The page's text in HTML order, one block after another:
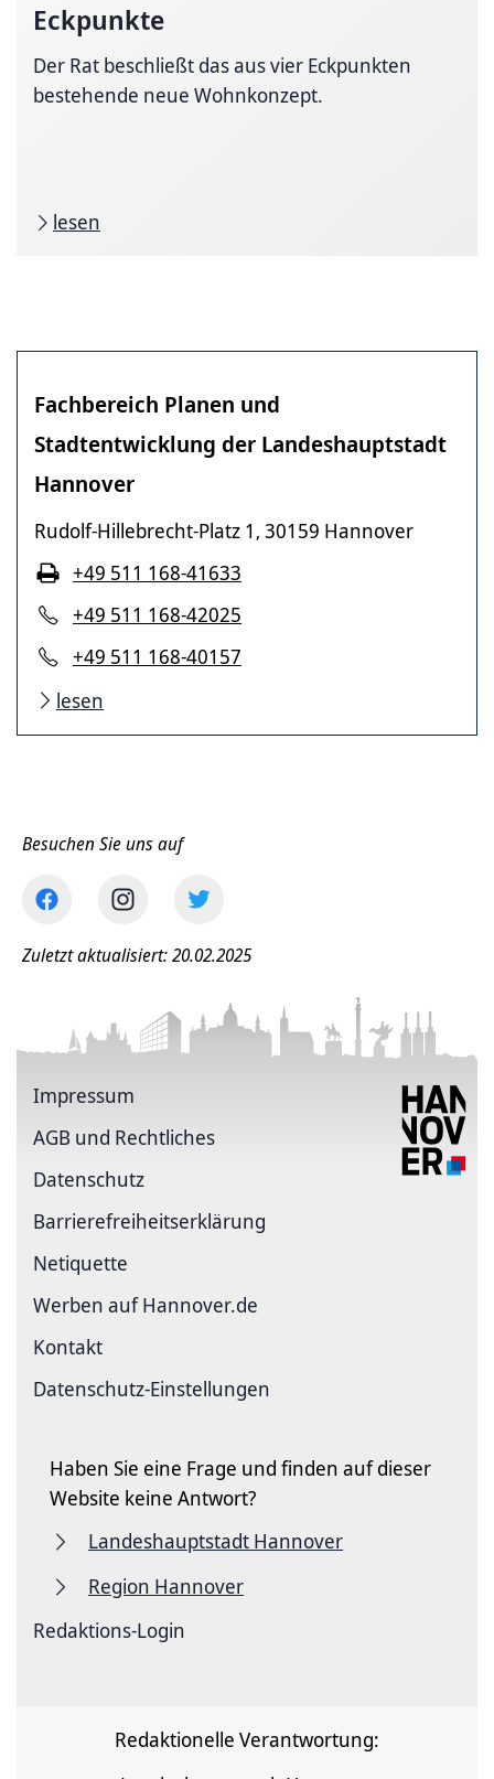
Eckpunkte
Der Rat beschließt das aus vier Eckpunkten
bestehende neue Wohnkonzept.
lesen
Fachbereich Planen und
Stadtentwicklung der Landeshauptstadt
Hannover
Rudolf-Hillebrecht-Platz 1 , 30159 Hannover
+49 511 168-42025
+49 511 168-40157
+49 511 168-41633
lesen
Besuchen Sie uns auf
Zuletzt aktualisiert: 20.02.2025
Impressum
AGB und Rechtliches
Datenschutz
Barriere­freiheits­erklärung
Netiquette
Werben auf Hannover.de
Kontakt
Datenschutz-Einstellungen
Haben Sie eine Frage und finden auf dieser
Website keine Antwort?
Landeshauptstadt Hannover
Region Hannover
Redaktions-Login
Redaktionelle Verantwortung: